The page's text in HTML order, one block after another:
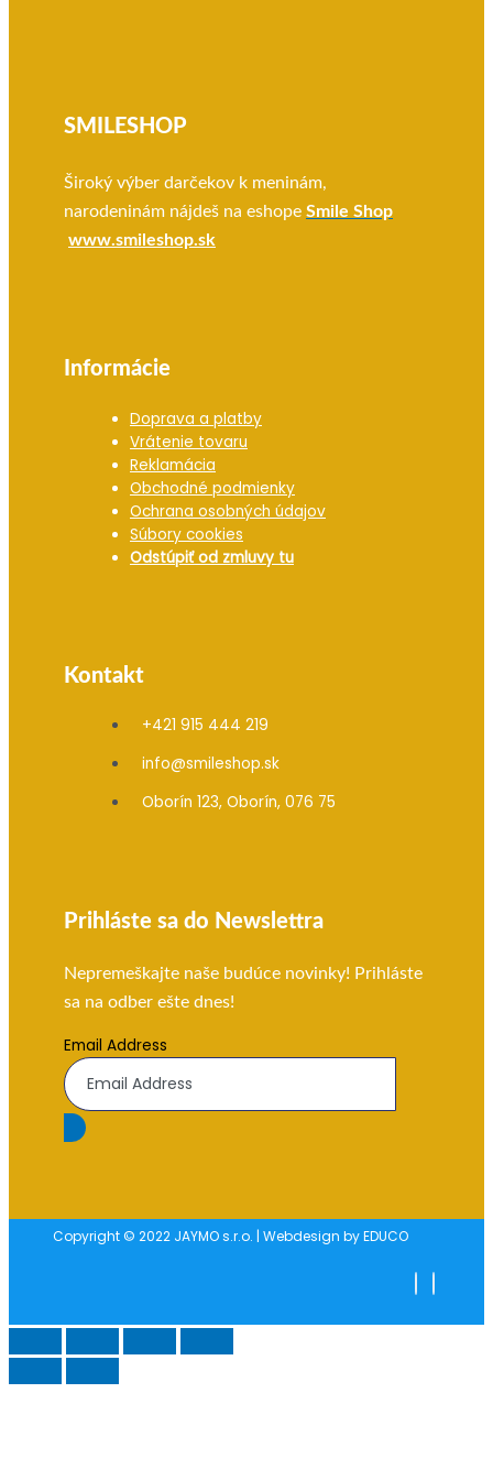
SMILESHOP
Široký výber darčekov k meninám,
narodeninám nájdeš na eshope Smile Shop
www.smileshop.sk
Informácie
Doprava a platby
Vrátenie tovaru
Reklamácia
Obchodné podmienky
Ochrana osobných údajov
Súbory cookies
Odstúpiť od zmluvy tu
Kontakt
+421 915 444 219
info@smileshop.sk
Oborín 123, Oborín, 076 75
Prihláste sa do Newslettra
Nepremeškajte naše budúce novinky! Prihláste
sa na odber ešte dnes!
Email Address
Copyright © 2022 JAYMO s.r.o. | Webdesign by EDUCO